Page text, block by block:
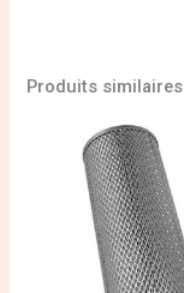
Produits similaires